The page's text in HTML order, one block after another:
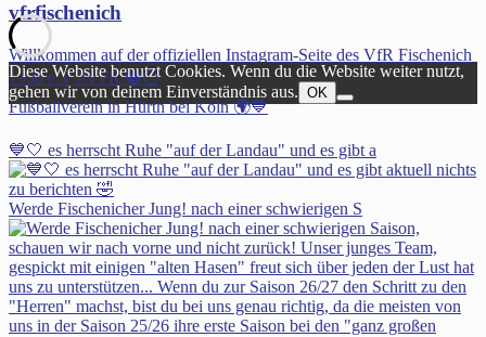
vfrfischenich
Willkommen auf der offiziellen Instagram-Seite des VfR Fischenich
1930 e.V #VFR 🔵⚪️
Fußballverein in Hürth bei Köln 🌍💙
💙🤍 es herrscht Ruhe "auf der Landau" und es gibt a
Werde Fischenicher Jung! nach einer schwierigen S
Diese Website benutzt Cookies. Wenn du die Website weiter nutzt,
gehen wir von deinem Einverständnis aus. OK